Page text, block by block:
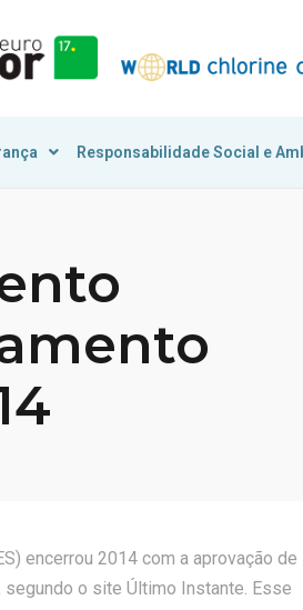
Responsabilidade Social e
encerrou 2014 com a aprovação de
o site Último Instante. Esse